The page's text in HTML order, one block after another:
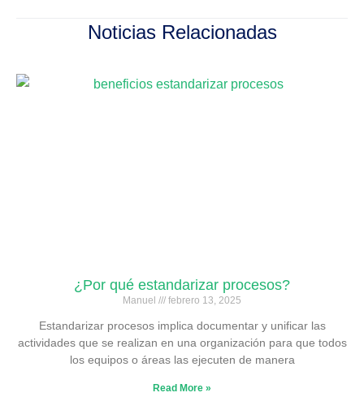
Noticias Relacionadas
¿Por qué estandarizar procesos?
Manuel febrero 13, 2025
Estandarizar procesos implica documentar y unificar las
actividades que se realizan en una organización para que todos
los equipos o áreas las ejecuten de manera
Read More »